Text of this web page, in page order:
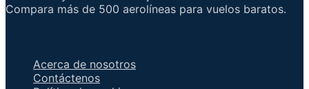
Compara más de 500 aerolíneas para vuelos baratos.
Acerca de nosotros
Contáctenos